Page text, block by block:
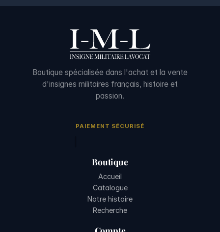
Boutique spécialisée dans l'achat et la vente
d'insignes militaires français, histoire et
passion.
PAIEMENT SÉCURISÉ
Boutique
Accueil
Catalogue
Notre histoire
Recherche